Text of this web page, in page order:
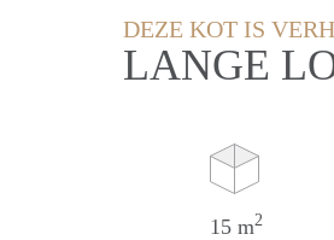
DEZE KOT IS
LANGE
15 m2